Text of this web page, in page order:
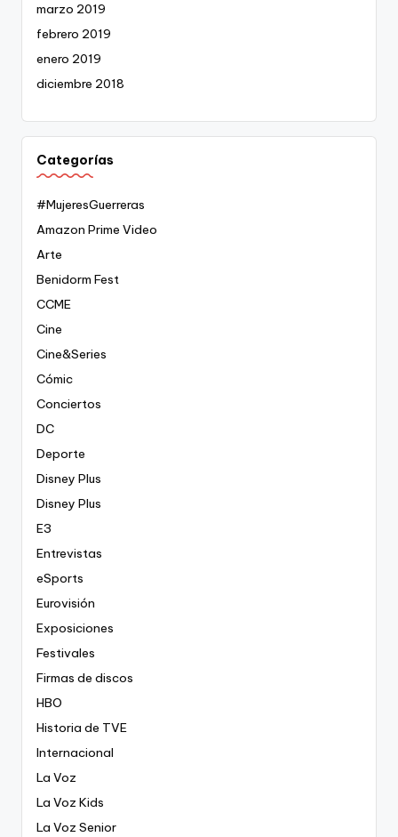
marzo 2019
febrero 2019
enero 2019
diciembre 2018
Categorías
#MujeresGuerreras
Amazon Prime Video
Arte
Benidorm Fest
CCME
Cine
Cine&Series
Cómic
Conciertos
DC
Deporte
Disney Plus
Disney Plus
E3
Entrevistas
eSports
Eurovisión
Exposiciones
Festivales
Firmas de discos
HBO
Historia de TVE
Internacional
La Voz
La Voz Kids
La Voz Senior